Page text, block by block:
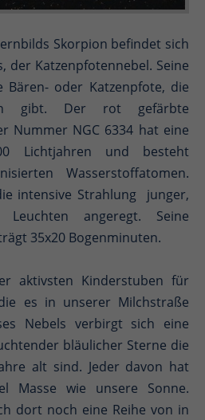
Skorpion befindet sich
der Katzenpfotennebel. Seine
oder Katzenpfote, die
gibt. Der rot gefärbte
Nummer NGC 6334 hat eine
Lichtjahren und besteht
Wasserstoffatomen.
intensive Strahlung junger,
angeregt. Seine
35x20 Bogenminuten.
aktivsten Kinderstuben für
es in unserer Milchstraße
Nebels verbirgt sich eine
bläulicher Sterne die
alt sind. Jeder davon hat
Masse wie unsere Sonne.
dort noch eine Reihe von in